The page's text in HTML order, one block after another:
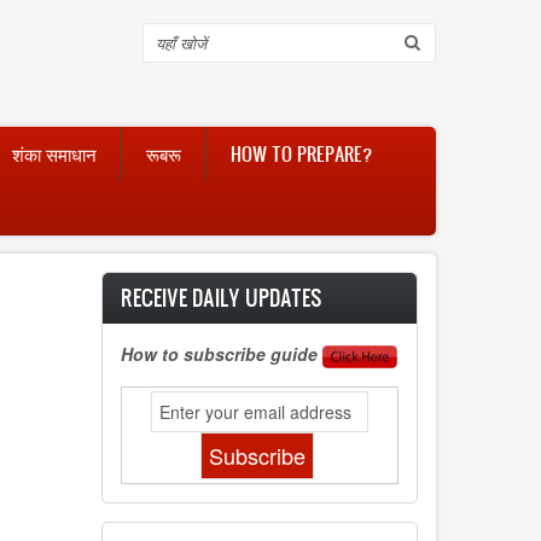
Search
शंका समाधान रूबरू HOW TO PREPARE?
RECEIVE DAILY UPDATES
How to subscribe guide